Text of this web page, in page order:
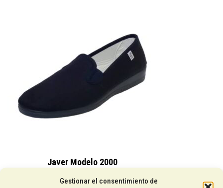
Gestionar el consentimiento de
85,00 €.65,00 €.
Javer Modelo 2000
15,25€